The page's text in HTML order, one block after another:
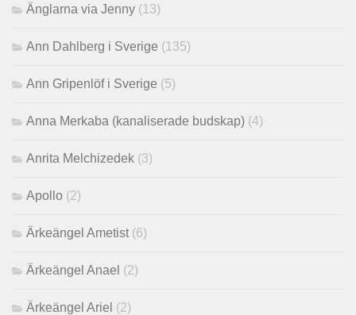
Änglarna via Jenny (13)
Ann Dahlberg i Sverige (135)
Ann Gripenlöf i Sverige (5)
Anna Merkaba (kanaliserade budskap) (4)
Anrita Melchizedek (3)
Apollo (2)
Ärkeängel Ametist (6)
Ärkeängel Anael (2)
Ärkeängel Ariel (2)